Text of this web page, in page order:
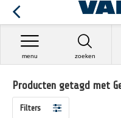
zoeken
menu
Producten getagd met
Filters